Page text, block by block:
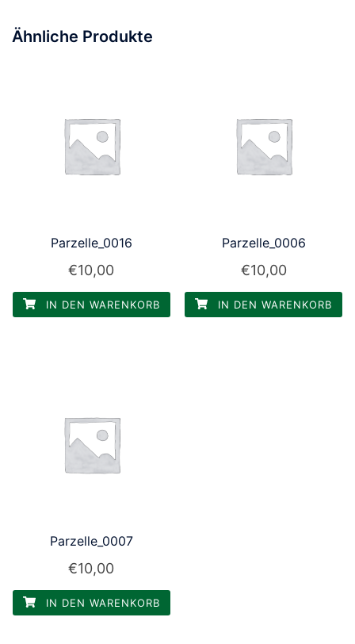
Ähnliche Produkte
Parzelle_0016
€10,00
IN DEN WARENKORB
Parzelle_0006
€10,00
IN DEN WARENKORB
Parzelle_0007
€10,00
IN DEN WARENKORB